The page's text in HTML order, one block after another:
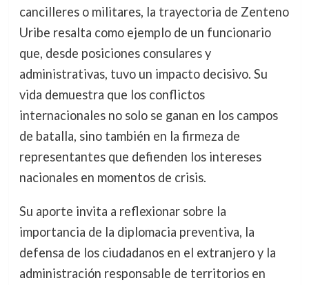
cancilleres o militares, la trayectoria de Zenteno
Uribe resalta como ejemplo de un funcionario
que, desde posiciones consulares y
administrativas, tuvo un impacto decisivo. Su
vida demuestra que los conflictos
internacionales no solo se ganan en los campos
de batalla, sino también en la firmeza de
representantes que defienden los intereses
nacionales en momentos de crisis.
Su aporte invita a reflexionar sobre la
importancia de la diplomacia preventiva, la
defensa de los ciudadanos en el extranjero y la
administración responsable de territorios en